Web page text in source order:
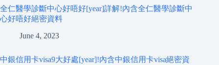
全仁醫學診斷中心好唔好[year]詳解!內含全仁醫學診斷中
心好唔好絕密資料
June 4, 2023
中銀信用卡visa9大好處[year]!內含中銀信用卡visa絕密資